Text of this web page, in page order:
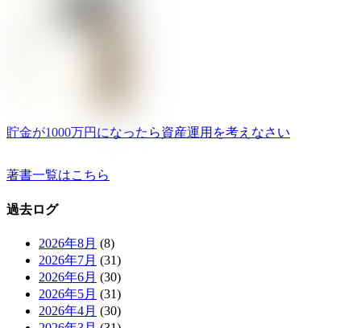
貯金が1000万円になったら資産運用を考えなさい
著書一覧はこちら
過去ログ
2026年8月 (8)
2026年7月 (31)
2026年6月 (30)
2026年5月 (31)
2026年4月 (30)